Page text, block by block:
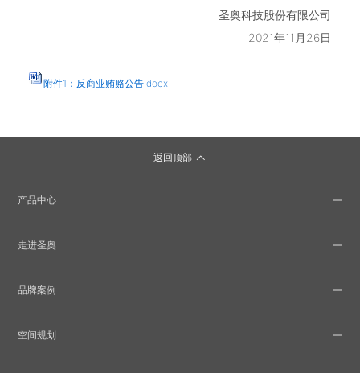
圣奥科技股份有限公司
2021年11月26日
附件1：反商业贿赂公告.docx
返回顶部
产品中心
走进圣奥
品牌案例
空间规划